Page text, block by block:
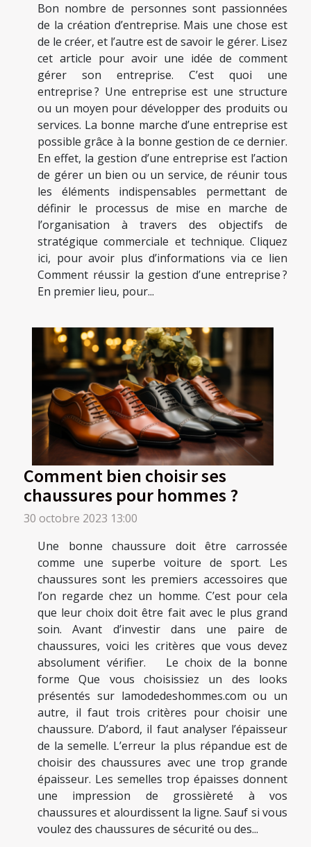
Bon nombre de personnes sont passionnées
de la création d’entreprise. Mais une chose est
de le créer, et l’autre est de savoir le gérer. Lisez
cet article pour avoir une idée de comment
gérer son entreprise. C’est quoi une
entreprise ? Une entreprise est une structure
ou un moyen pour développer des produits ou
services. La bonne marche d’une entreprise est
possible grâce à la bonne gestion de ce dernier.
En effet, la gestion d’une entreprise est l’action
de gérer un bien ou un service, de réunir tous
les éléments indispensables permettant de
définir le processus de mise en marche de
l’organisation à travers des objectifs de
stratégique commerciale et technique. Cliquez
ici, pour avoir plus d’informations via ce lien
Comment réussir la gestion d’une entreprise ?
En premier lieu, pour...
Comment bien choisir ses
chaussures pour hommes ?
30 octobre 2023 13:00
Une bonne chaussure doit être carrossée
comme une superbe voiture de sport. Les
chaussures sont les premiers accessoires que
l’on regarde chez un homme. C’est pour cela
que leur choix doit être fait avec le plus grand
soin. Avant d’investir dans une paire de
chaussures, voici les critères que vous devez
absolument vérifier. Le choix de la bonne
forme Que vous choisissiez un des looks
présentés sur lamodedeshommes.com ou un
autre, il faut trois critères pour choisir une
chaussure. D’abord, il faut analyser l’épaisseur
de la semelle. L’erreur la plus répandue est de
choisir des chaussures avec une trop grande
épaisseur. Les semelles trop épaisses donnent
une impression de grossièreté à vos
chaussures et alourdissent la ligne. Sauf si vous
voulez des chaussures de sécurité ou des...